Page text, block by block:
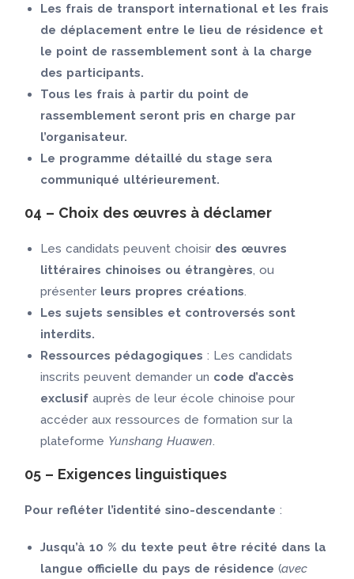
Les frais de transport international et les frais
de déplacement entre le lieu de résidence et
le point de rassemblement sont à la charge
des participants.
Tous les frais à partir du point de
rassemblement seront pris en charge par
l’organisateur.
Le programme détaillé du stage sera
communiqué ultérieurement.
04 – Choix des œuvres à déclamer
Les candidats peuvent choisir des œuvres
littéraires chinoises ou étrangères, ou
présenter leurs propres créations.
Les sujets sensibles et controversés sont
interdits.
Ressources pédagogiques : Les candidats
inscrits peuvent demander un code d’accès
exclusif auprès de leur école chinoise pour
accéder aux ressources de formation sur la
plateforme Yunshang Huawen.
05 – Exigences linguistiques
Pour refléter l’identité sino-descendante :
Jusqu’à 10 % du texte peut être récité dans la
langue officielle du pays de résidence (avec